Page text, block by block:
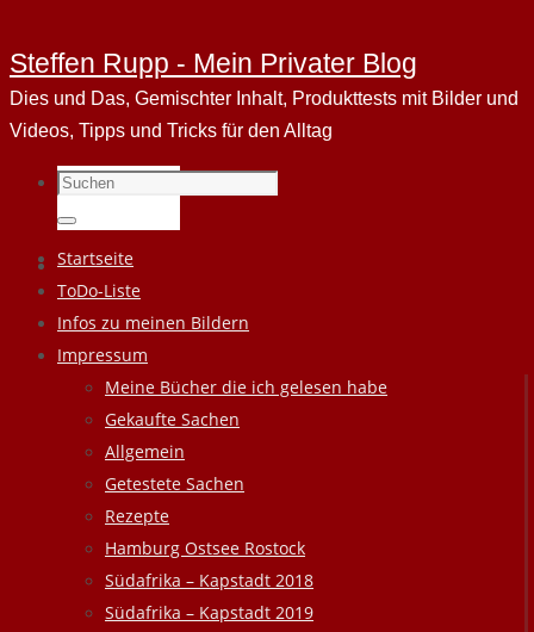
Steffen Rupp - Mein Privater Blog
Dies und Das, Gemischter Inhalt, Produkttests mit Bilder und
Videos, Tipps und Tricks für den Alltag
Suchen
nach:
Suchen
Zum
Inhalt
springen
Startseite
ToDo-Liste
Infos zu meinen Bildern
Impressum
Meine Bücher die ich gelesen habe
Gekaufte Sachen
Allgemein
Getestete Sachen
Rezepte
Hamburg Ostsee Rostock
Südafrika – Kapstadt 2018
Südafrika – Kapstadt 2019